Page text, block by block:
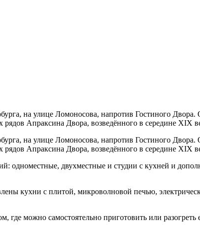
на улице Ломоносова, напротив Гостиного Двора.
Апраксина Двора, возведённого в середине XIX
на улице Ломоносова, напротив Гостиного Двора.
Апраксина Двора, возведённого в середине XIX
одноместные, двухместные и студии с кухней и
кухни с плитой, микроволновой печью,
можно самостоятельно приготовить или разогреть